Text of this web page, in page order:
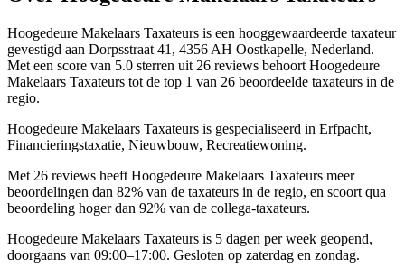
Hoogedeure Makelaars Taxateurs is een hooggewaardeerde taxateur
gevestigd aan Dorpsstraat 41, 4356 AH Oostkapelle, Nederland.
Met een score van 5.0 sterren uit 26 reviews behoort Hoogedeure
Makelaars Taxateurs tot de top 1 van 26 beoordeelde taxateurs in de
regio.
Hoogedeure Makelaars Taxateurs is gespecialiseerd in Erfpacht,
Financieringstaxatie, Nieuwbouw, Recreatiewoning.
Met 26 reviews heeft Hoogedeure Makelaars Taxateurs meer
beoordelingen dan 82% van de taxateurs in de regio, en scoort qua
beoordeling hoger dan 92% van de collega-taxateurs.
Hoogedeure Makelaars Taxateurs is 5 dagen per week geopend,
doorgaans van 09:00–17:00. Gesloten op zaterdag en zondag.